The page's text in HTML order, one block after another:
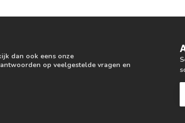
dan ook eens onze
op veelgestelde vragen en